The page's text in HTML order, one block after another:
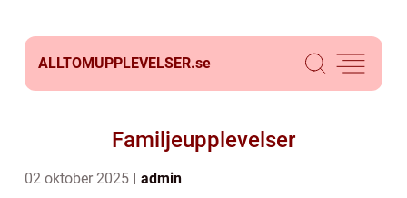
ALLTOMUPPLEVELSER.se
Familjeupplevelser
02 oktober 2025 admin